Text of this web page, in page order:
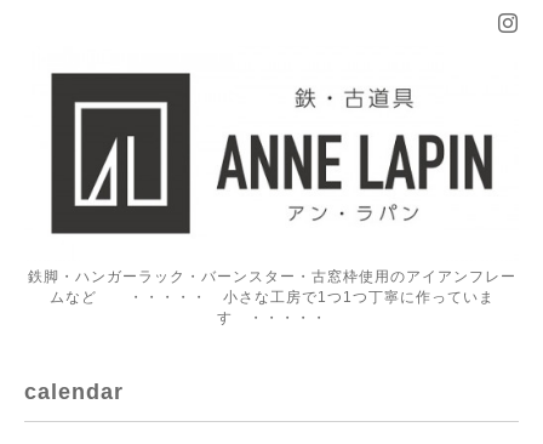
鉄脚・ハンガーラック・バーンスター・古窓枠使用のアイアンフレー
ムなど ・・・・・ 小さな工房で1つ1つ丁寧に作っていま
す ・・・・・
calendar